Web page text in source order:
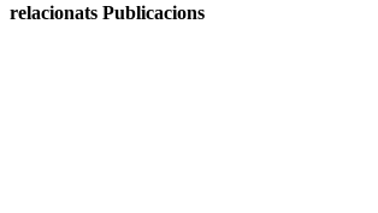
relacionats Publicacions